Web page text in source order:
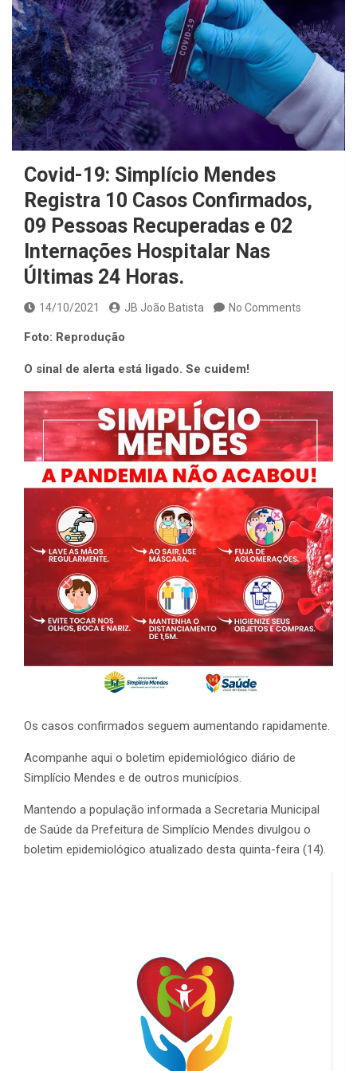
Covid-19: Simplício Mendes
Registra 10 Casos Confirmados,
09 Pessoas Recuperadas e 02
Internações Hospitalar Nas
Últimas 24 Horas.
14/10/2021 JB João Batista No Comments
Foto: Reprodução
O sinal de alerta está ligado. Se cuidem!
Os casos confirmados seguem aumentando rapidamente.
Acompanhe aqui o boletim epidemiológico diário de
Simplício Mendes e de outros municípios.
Mantendo a população informada a Secretaria Municipal
de Saúde da Prefeitura de Simplício Mendes divulgou o
boletim epidemiológico atualizado desta quinta-feira (14).